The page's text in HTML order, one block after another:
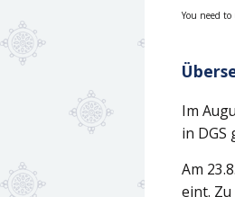
You need
Im
in DGS
Am
eint.